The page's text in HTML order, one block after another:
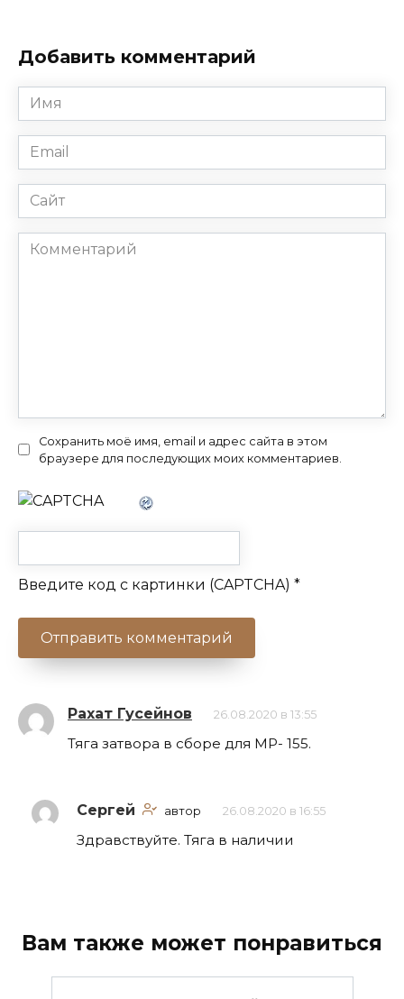
Добавить комментарий
Имя
*
Email
*
Сайт
Комментарий
Сохранить моё имя, email и адрес сайта в этом
браузере для последующих моих комментариев.
Введите код с картинки (CAPTCHA) *
Рахат Гусейнов 26.08.2020 в 13:55
Тяга затвора в сборе для МР- 155.
Сергей автор 26.08.2020 в 16:55
Здравствуйте. Тяга в наличии
Вам также может понравиться